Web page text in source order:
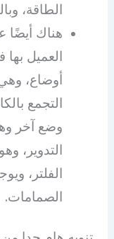
الطاقة،
هناك أيضًا
العميل بها
التجمع
وضع آخر
التدوير،
الفلتر،
الصمامات.